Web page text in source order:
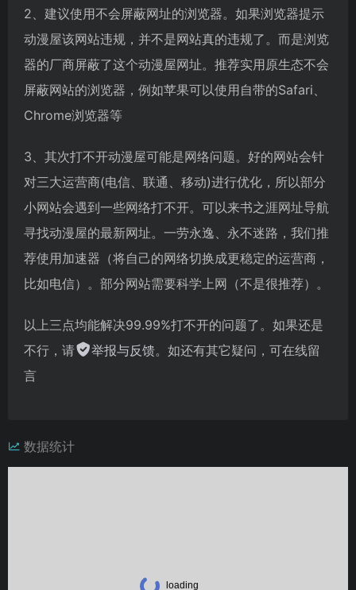
2、建议使用不会屏蔽网址的浏览器。如果浏览器提示
动漫屋该网站违规，并不是网站真的违规了。而是浏览
器的厂商屏蔽了这个动漫屋网址。推荐实用原生态不会
屏蔽网站的浏览器，例如苹果可以使用自带的Safari、
Chrome浏览器等
3、其次打不开动漫屋可能是网络问题。好的网站会针
对三大运营商(电信、联通、移动)进行优化，所以部分
小网站会遇到一些网络打不开。可以来书之涯网址导航
寻找动漫屋的最新网址。一劳永逸、永不迷路，我们推
荐使用加速器（将自己的网络切换成更稳定的运营商，
比如电信）。部分网站需要科学上网（不是很推荐）。
以上三点均能解决99.99%打不开的问题了。如果还是
不行，请
举报与反馈。如还有其它疑问，可在线留
言
数据统计